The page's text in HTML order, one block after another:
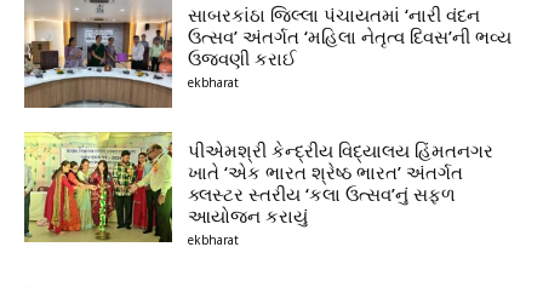
સાબરકાંઠા જિલ્લા પંચાયતમાં ‘નારી વંદન
ઉત્સવ’ અંતર્ગત ‘મહિલા નેતૃત્વ દિવસ’ની ભવ્ય
ઉજવણી કરાઈ
ekbharat
પીએમશ્રી કેન્દ્રીય વિદ્યાલય હિંમતનગર
ખાતે ‘એક ભારત શ્રેષ્ઠ ભારત’ અંતર્ગત
ક્લસ્ટર સ્તરીય ‘કલા ઉત્સવ’નું સફળ
આયોજન કરાયું
ekbharat